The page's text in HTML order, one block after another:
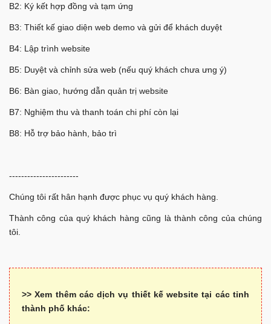
B2: Ký kết hợp đồng và tạm ứng
B3: Thiết kế giao diện web demo và gửi để khách duyệt
B4: Lập trình website
B5: Duyệt và chỉnh sửa web (nếu quý khách chưa ưng ý)
B6: Bàn giao, hướng dẫn quản trị website
B7: Nghiệm thu và thanh toán chi phí còn lại
B8: Hỗ trợ bảo hành, bảo trì
-----------------------
Chúng tôi rất hân hạnh được phục vụ quý khách hàng.
Thành công của quý khách hàng cũng là thành công của chúng
tôi.
>> Xem thêm các dịch vụ thiết kế website tại các tỉnh
thành phố khác: